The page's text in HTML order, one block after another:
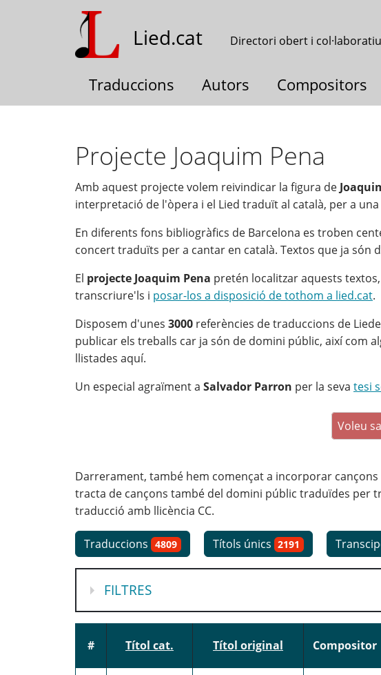
Lied.cat Directori obert i col·laboratiu
Traduccions Autors Compositors
Projecte Joaquim Pena
Amb aquest projecte volem reivindicar la figura de
interpretació de l'òpera i el Lied traduït al català, per a
En diferents fons bibliogràfics de Barcelona es troben
concert traduïts per a cantar en català. Textos que ja són
El projecte Joaquim Pena pretén localitzar aquests
transcriure'ls i posar-los a disposició de tothom a lied.cat.
Disposem d'unes 3000 referències de traduccions de
publicar els treballs car ja són de domini públic, així com
llistades aquí.
Un especial agraïment a Salvador Parron per la seva tesi
Voleu
Darrerament, també hem començat a incorporar
tracta de cançons també del domini públic traduïdes per
traducció amb llicència CC.
Traduccions 4809 Títols únics 2191
MOSTRA
FILTRES
# Títol cat. Títol original Compositor